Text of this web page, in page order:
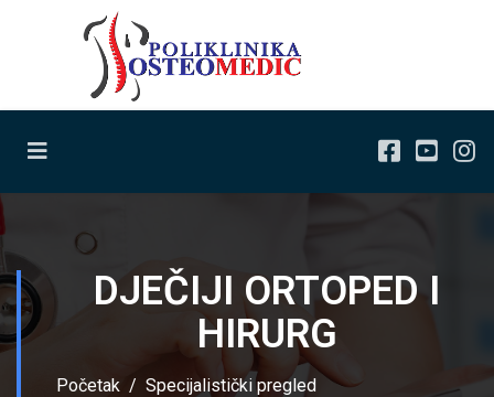
DJEČIJI ORTOPED I
HIRURG
Početak
Specijalistički pregled